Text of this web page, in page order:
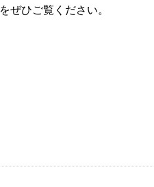
をぜひご覧ください。